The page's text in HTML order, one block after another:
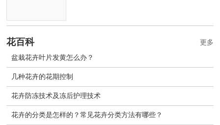
花百科
盆栽花卉叶片发黄怎么办？
几种花卉的花期控制
花卉防冻技术及冻后护理技术
花卉的分类是怎样的？常见花卉分类方法有哪些？
更多